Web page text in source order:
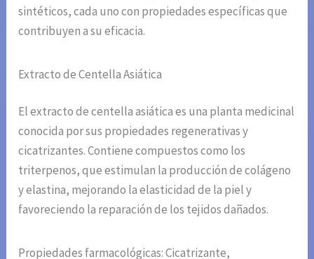
sintéticos, cada uno con propiedades específicas que
contribuyen a su eficacia.
Extracto de Centella Asiática
El extracto de centella asiática es una planta medicinal
conocida por sus propiedades regenerativas y
cicatrizantes. Contiene compuestos como los
triterpenos, que estimulan la producción de colágeno
y elastina, mejorando la elasticidad de la piel y
favoreciendo la reparación de los tejidos dañados.
Propiedades farmacológicas: Cicatrizante,